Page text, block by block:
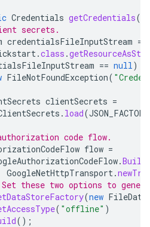
Credentials getCredentials()
secrets.
credentialsFileInputStream =
.class .
== null)
FileNotFoundException(
clientSecrets =
. load(JSON_FACTORY
code flow.
flow =
.
GoogleNetHttpTransport.
these two options to
(new
( "offline" )
();